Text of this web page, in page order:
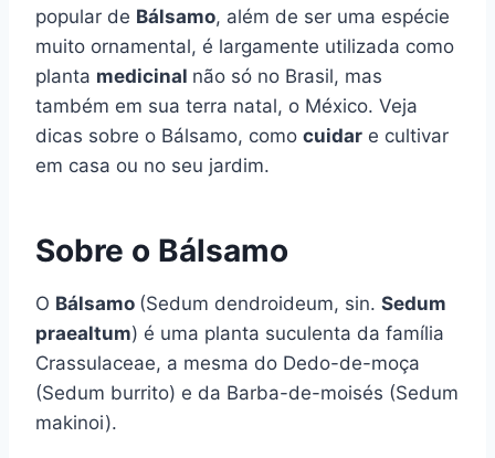
popular de Bálsamo, além de ser uma espécie
muito ornamental, é largamente utilizada como
planta medicinal não só no Brasil, mas
também em sua terra natal, o México. Veja
dicas sobre o Bálsamo, como cuidar e cultivar
em casa ou no seu jardim.
Sobre o Bálsamo
O Bálsamo (Sedum dendroideum, sin. Sedum
praealtum) é uma planta suculenta da família
Crassulaceae, a mesma do Dedo-de-moça
(Sedum burrito) e da Barba-de-moisés (Sedum
makinoi).